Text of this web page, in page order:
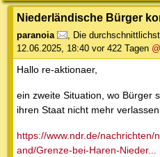
Niederländische Bürger
paranoia , Die
12.06.2025, 18:40 vor 422 Tagen
Hallo re-aktionaer,
ein zweite Situation, wo Bürger
ihren Staat nicht mehr
https://www.ndr.de/
and/Grenze-bei-Haren-Nieder...